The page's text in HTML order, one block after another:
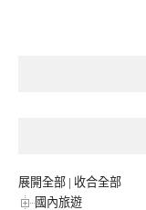
展開全部 | 收合全部
國內旅遊